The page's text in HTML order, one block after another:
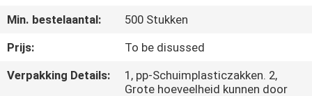
KWALITEITSCONTROLE
NIEUWS
Min. bestelaantal:
500 Stukken
Prijs:
To be disussed
Verpakking Details:
1, pp-Schuimplasticzakken. 2,
Grote hoeveelheid kunnen door